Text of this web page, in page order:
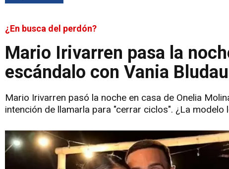
¿En busca del perdón?
Mario Irivarren pasa la
escándalo con Vania Bludau
Mario Irivarren pasó la noche en casa de Onelia
intención de llamarla para "cerrar ciclos". ¿La modelo